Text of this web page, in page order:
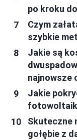
po kroku
Czym
szybkie
Jakie są
najnowsze
Jakie
Skuteczne
gołębie z